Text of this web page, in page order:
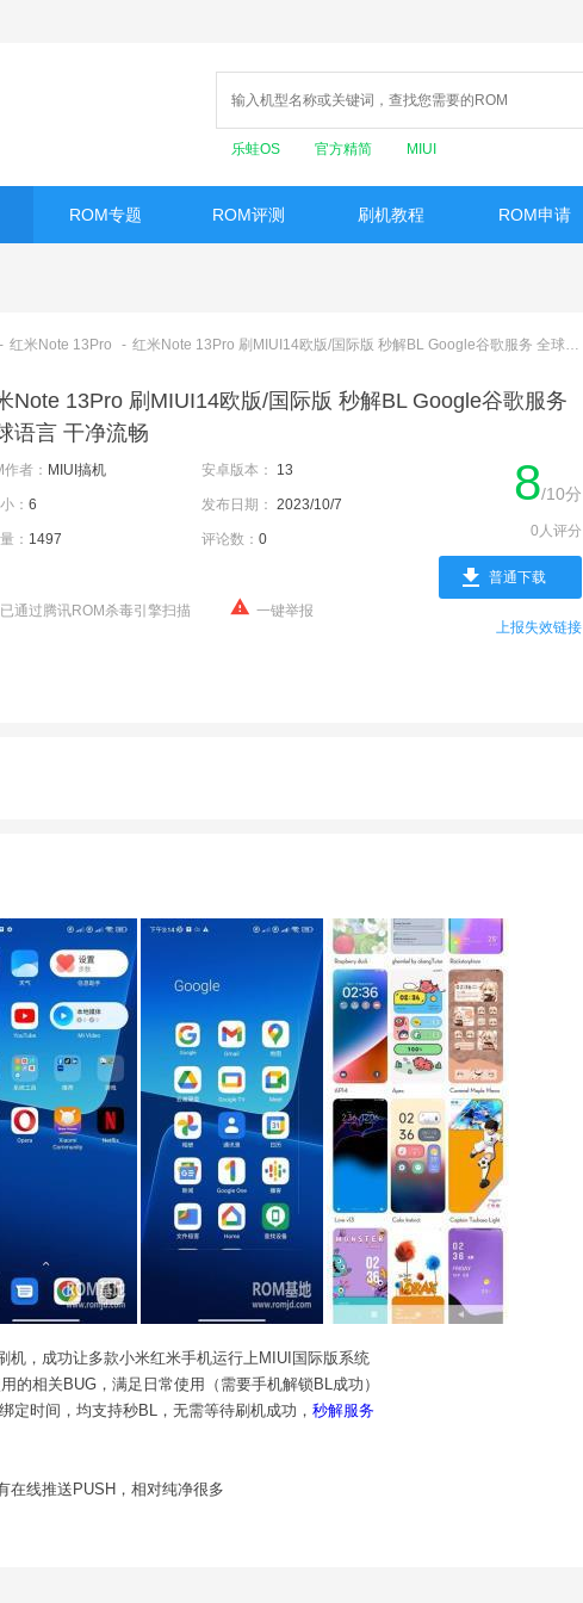
乐蛙OS 官方精简 MIUI
ROM专题 ROM评测 刷机教程 ROM申请
- 红米Note 13Pro - 红米Note 13Pro 刷MIUI14欧版/国际版 秒解BL Google谷歌服务 全球语言 干净流畅
Note 13Pro 刷MIUI14欧版/国际版 秒解BL Google谷歌服务
语言 干净流畅
作者： MIUI搞机 安卓版本： 13
： 6 发布日期： 2023/10/7
： 1497 评论数： 0
已通过腾讯ROM杀毒引擎扫描 一键举报
8/10分
0人评分
普通下载
上报失效链接
机，成功让多款小米红米手机运行上MIUI国际版系统
的相关BUG，满足日常使用（需要手机解锁BL成功）
定时间，均支持秒BL，无需等待刷机成功， 秒解服务
在线推送PUSH，相对纯净很多
/韩/法语用户，都可以使用